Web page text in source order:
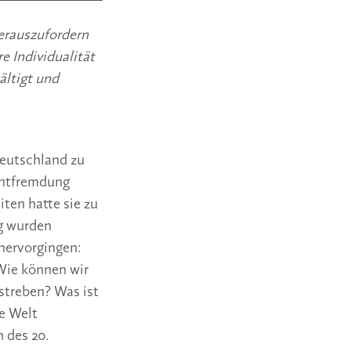
Individualität
und
zu
hatte sie zu
wurden
können wir
Was ist
Welt
des 20.